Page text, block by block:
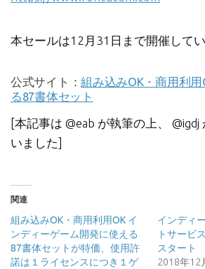
本セールは12月31日まで開催してい
公式サイト：組み込みOK・商用利用
る87書体セット
[本記事は @eab が執筆の上、
いました]
関連
組み込みOK・商用利用OK イ
ンディーゲーム開発に使える
87書体セットが特価、使用許
諾は１ライセンスにつき１ゲ
インディ
トサービ
スタート
2018年12